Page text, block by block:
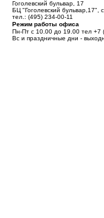
Гоголевский бульвар, 17
БЦ "Гоголевский бульвар,17",
тел.: (495) 234-00-11
Режим работы офиса
Пн-Пт с 10.00 до 19.00 тел +7
Вс и праздничные дни -